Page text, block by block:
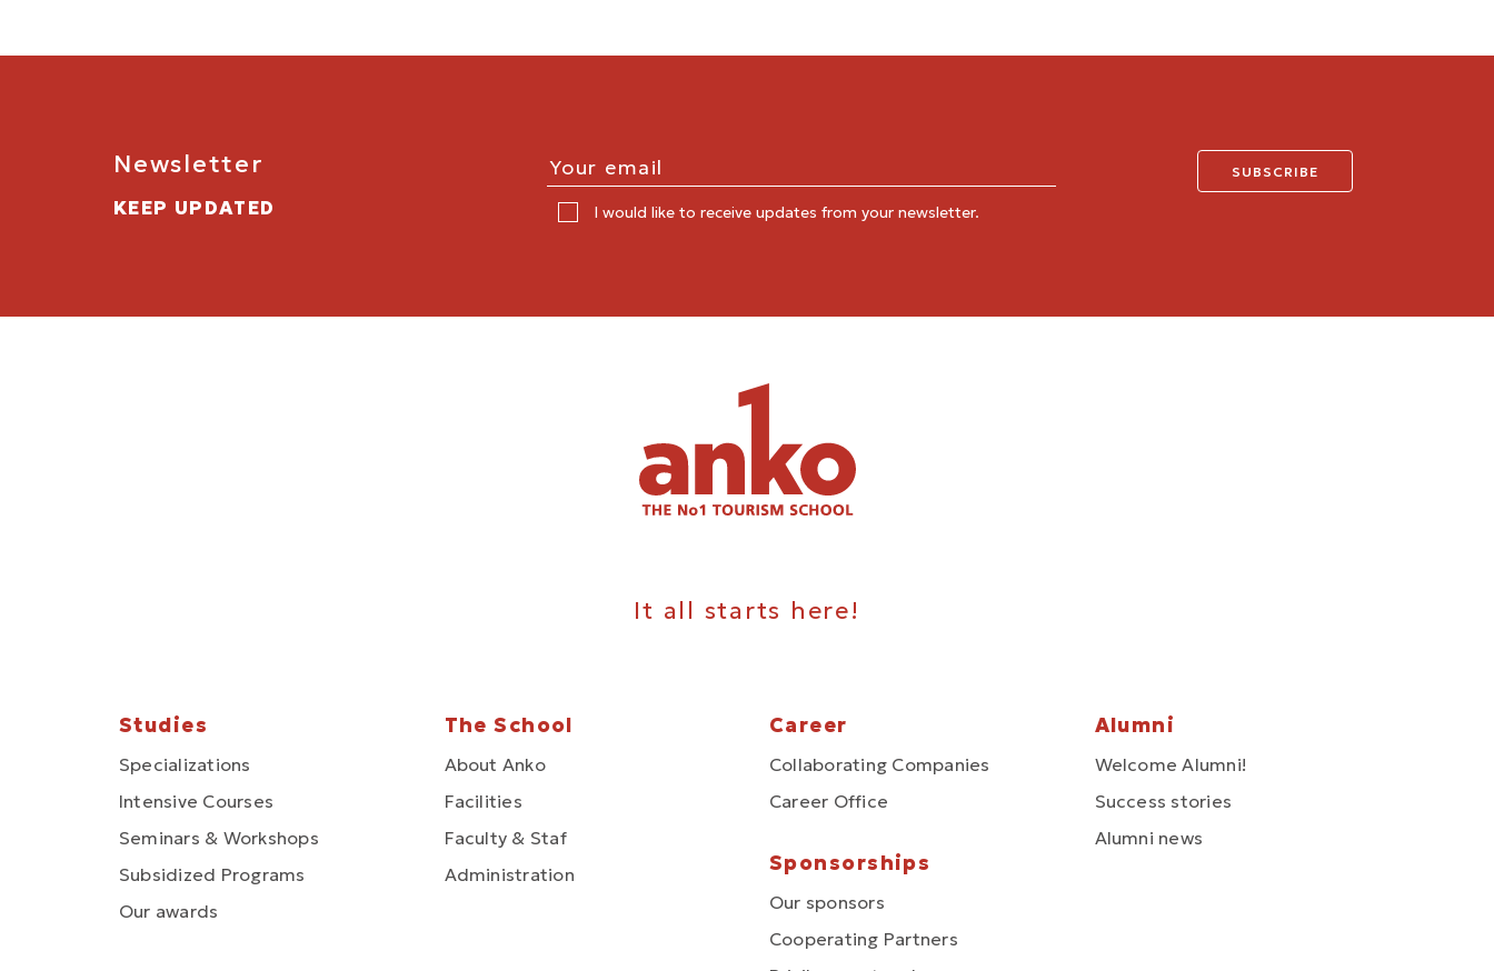
Newsletter
KEEP UPDATED I would like to receive updates from your newsletter.
It all starts here!
Studies
Specializations
Intensive Courses
Seminars & Workshops
Subsidized Programs
Our awards
The School
About Anko
Facilities
Faculty & Staf
Administration
Career
Collaborating Companies
Career Office
Sponsorships
Our sponsors
Cooperating Partners
Alumni
Welcome Alumni!
Success stories
Alumni news